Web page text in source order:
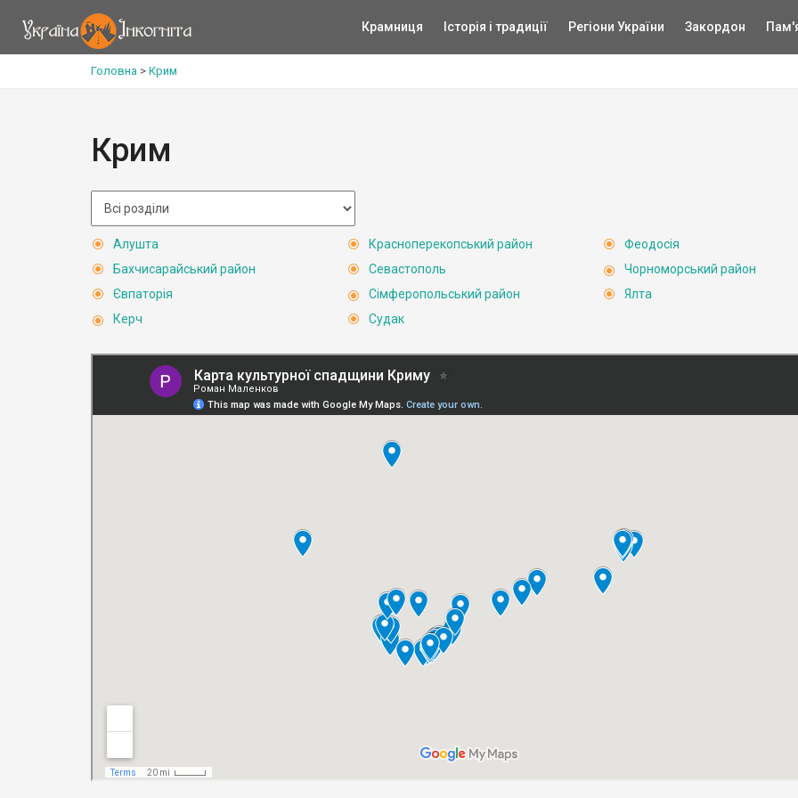
Крамниця Історія і традиції Регіони України Закордон
Головна > Крим
Крим
Алушта
Бахчисарайський район
Євпаторія
Керч
Красноперекопський район
Севастополь
Сімферопольський район
Судак
Феодосія
Чорноморський район
Ялта